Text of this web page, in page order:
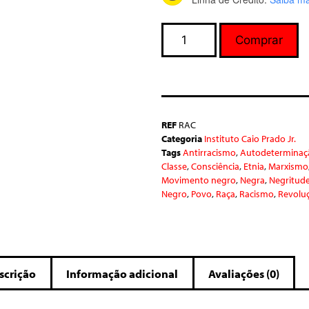
Comprar
REF RAC
Categoria Instituto Caio Prado Jr.
TagsAntirracismo,
Classe,Consciência, Etnia,Marxismo
Movimento negro, Negra,
Negro, Povo, Raça, Racismo,
Informação adicional Avaliações (0)